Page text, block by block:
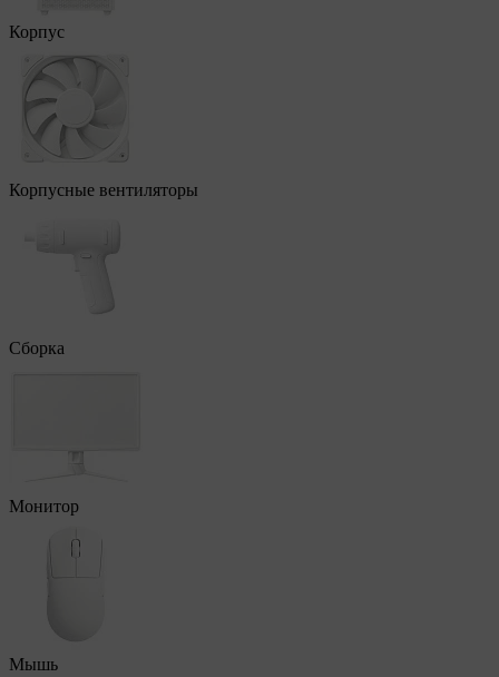
Корпус
Корпусные вентиляторы
Сборка
Монитор
Мышь